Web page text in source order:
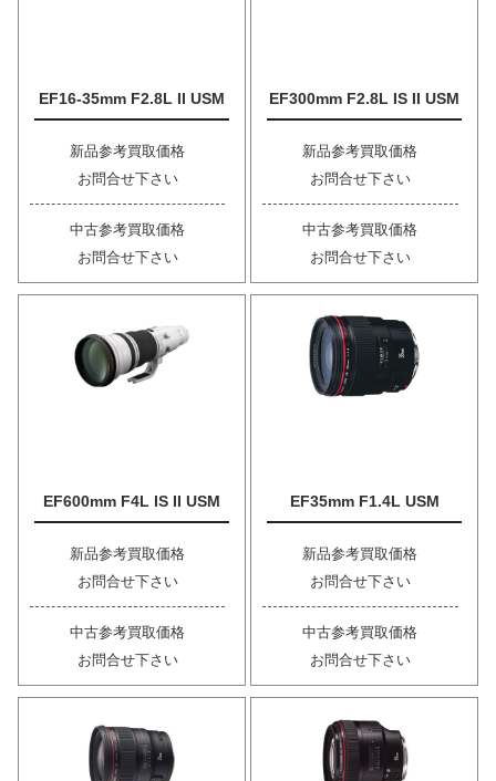
EF16-35mm F2.8L II USM
新品参考買取価格
お問合せ下さい
中古参考買取価格
お問合せ下さい
EF300mm F2.8L IS II USM
新品参考買取価格
お問合せ下さい
中古参考買取価格
お問合せ下さい
EF600mm F4L IS II USM
新品参考買取価格
お問合せ下さい
中古参考買取価格
お問合せ下さい
EF35mm F1.4L USM
新品参考買取価格
お問合せ下さい
中古参考買取価格
お問合せ下さい